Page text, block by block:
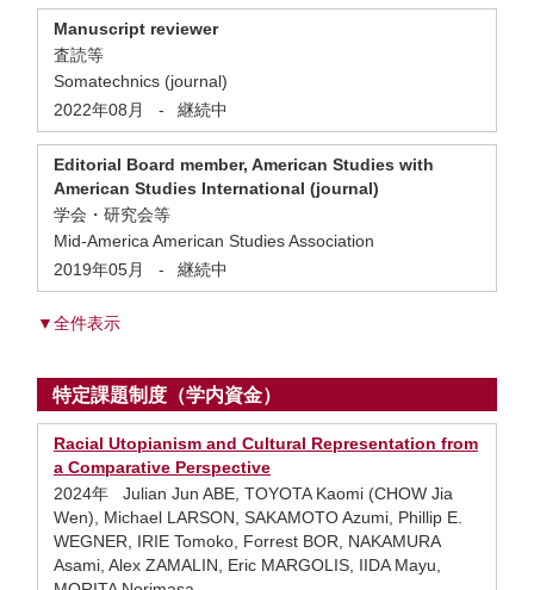
Manuscript reviewer
査読等
Somatechnics (journal)
2022年08月
- 継続中
Editorial Board member, American Studies with
American Studies International (journal)
学会・研究会等
Mid-America American Studies Association
2019年05月
- 継続中
▼全件表示
特定課題制度（学内資金）
Racial Utopianism and Cultural Representation from
a Comparative Perspective
2024年 Julian Jun ABE, TOYOTA Kaomi (CHOW Jia
Wen), Michael LARSON, SAKAMOTO Azumi, Phillip E.
WEGNER, IRIE Tomoko, Forrest BOR, NAKAMURA
Asami, Alex ZAMALIN, Eric MARGOLIS, IIDA Mayu,